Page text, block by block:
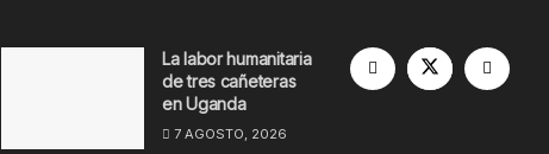
La labor humanitaria
de tres cañeteras
en Uganda
7 AGOSTO, 2026